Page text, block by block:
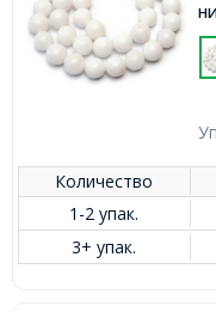
Количество
1-2 упак.
3+ упак.